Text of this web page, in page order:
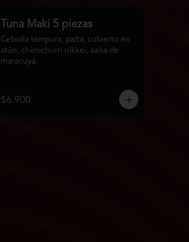
Tuna Maki 5 piezas
Cebolla tempura, palta, cubierto en
atún, chimichurri nikkei, salsa de
maracuyá.
$6.900